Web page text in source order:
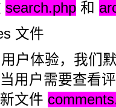
search.php 和
文件
户体验，我们
用户需要查看
文件